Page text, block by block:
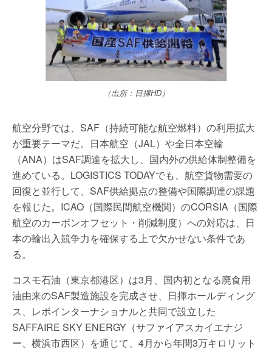
（出所：日揮HD）
航空分野では、SAF（持続可能な航空燃料）の利用拡大
が重要テーマだ。日本航空（JAL）や全日本空輸
（ANA）はSAF調達を拡大し、国内外の供給体制整備を
進めている。LOGISTICS TODAYでも、航空貨物需要の
回復と並行して、SAF供給拠点の整備や国際調達の課題
を報じた。ICAO（国際民間航空機関）のCORSIA（国際
航空のカーボンオフセット・削減制度）への対応は、日
本の輸出入競争力を確保する上で欠かせない条件であ
る。
コスモ石油（東京都港区）は3月、国内初となる廃食用
油由来のSAF製造施設を完成させ、日揮ホールディング
ス、レボインターナショナルと共同で設立した
SAFFAIRE SKY ENERGY（サファイアスカイエナジ
ー、横浜市西区）を通じて、4月から年間3万キロリット